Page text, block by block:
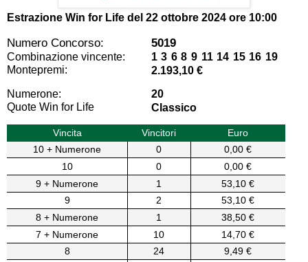
Estrazione Win for Life del 22 ottobre 2024 ore 10:00
Numero Concorso: 5019
Combinazione vincente:
1 3 6 8 9 11 14 15 16 19
Montepremi:
2.193,10 €
Numerone:
20
Quote Win for Life
Classico
Vincita Vincitori
Euro
10 + Numerone
0
0,00 €
10
0
0,00 €
9 + Numerone
1
53,10 €
9
2
53,10 €
8 + Numerone
1
38,50 €
7 + Numerone
10
14,70 €
8
24
9,49 €